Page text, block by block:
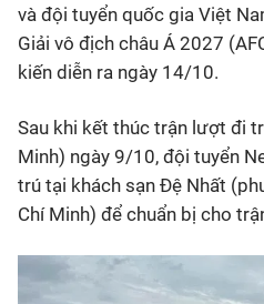
và đội tuyển quốc gia Việt
Giải vô địch châu Á 2027
kiến diễn ra ngày 14/10.
Sau khi kết thúc trận lượt đi
Minh) ngày 9/10, đội tuyển
trú tại khách sạn Đệ Nhất
Chí Minh) để chuẩn bị cho